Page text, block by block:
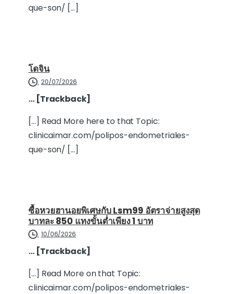
que-son/ […]
โดจิน
20/07/2026
… [Trackback]
[…] Read More here to that Topic:
clinicaimar.com/polipos-endometriales-
que-son/ […]
ซื้อหวยฮานอยพิเศษกับ Lsm99 อัตราจ่ายสูงสุด
บาทละ 850 แทงขั้นต่ำเพียง 1 บาท
10/06/2026
… [Trackback]
[…] Read More on that Topic:
clinicaimar.com/polipos-endometriales-